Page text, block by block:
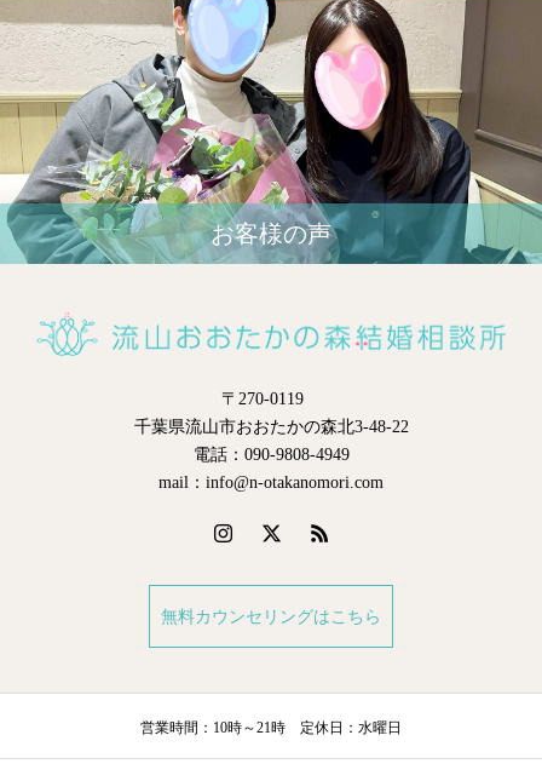
お客様の声
〒270-0119
千葉県流山市おおたかの森北3-48-22
電話：090-9808-4949
mail：info@n-otakanomori.com
無料カウンセリングはこちら
営業時間：10時～21時 定休日：水曜日